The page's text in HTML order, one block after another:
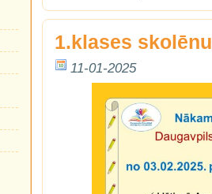
1.klases
11-01-2025